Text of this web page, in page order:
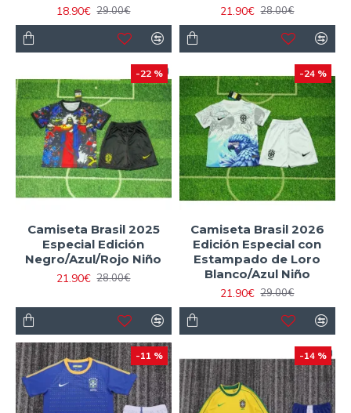
18.90€ 29.00€
21.90€ 28.00€
-22 %
Camiseta Brasil 2025
Especial Edición
Negro/Azul/Rojo Niño
21.90€ 28.00€
-24 %
Camiseta Brasil 2026
Edición Especial con
Estampado de Loro
Blanco/Azul Niño
21.90€ 29.00€
-11 % -14 %